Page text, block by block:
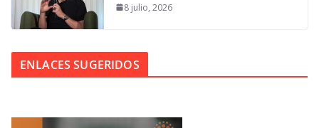
8 julio, 2026
ENLACES SUGERIDOS